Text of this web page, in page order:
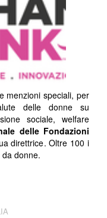
menzioni speciali, per
delle donne su
sociale, welfare
delle Fondazioni
direttrice. Oltre 100 i
donne.